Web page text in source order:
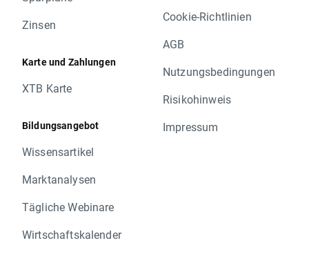
Zinsen
Karte und Zahlungen
XTB Karte
Bildungsangebot
Wissensartikel
Marktanalysen
Tägliche Webinare
Wirtschaftskalender
Cookie-Richtlinien
AGB
Nutzungsbedingungen
Risikohinweis
Impressum